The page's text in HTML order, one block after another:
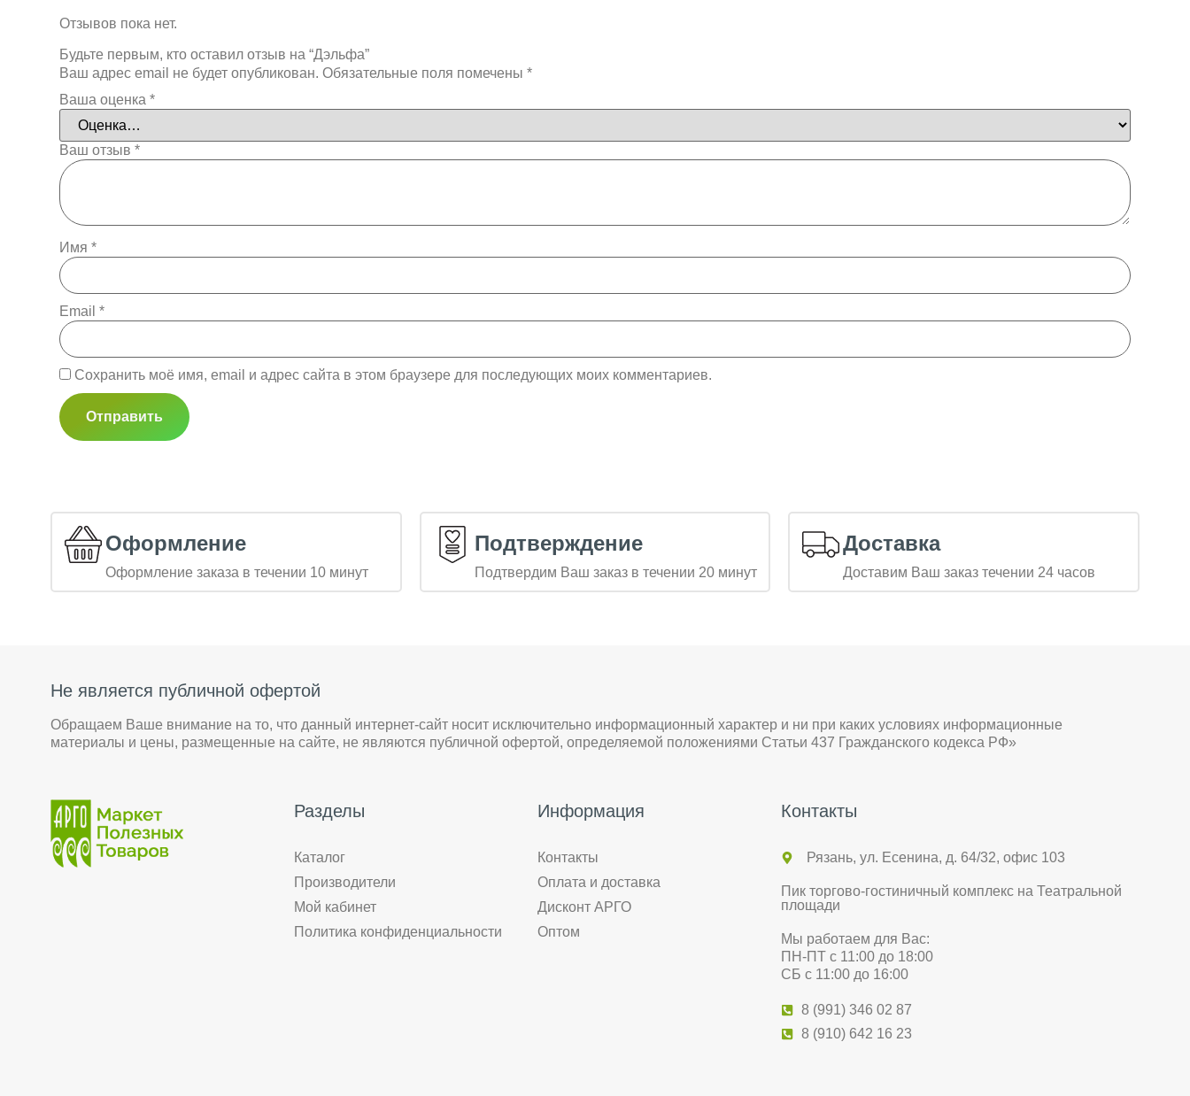
Отзывов пока нет.
Будьте первым, кто оставил отзыв на “Дэльфа”
Ваш адрес email не будет опубликован. Обязательные поля помечены *
Ваша оценка *
Ваш отзыв *
Имя *
Email *
Сохранить моё имя, email и адрес сайта в этом браузере для последующих моих комментариев.
Оформление
Оформление заказа в течении 10 минут
Подтверждение
Подтвердим Ваш заказ в течении 20 минут
Доставка
Доставим Ваш заказ течении 24 часов
Не является публичной офертой
Обращаем Ваше внимание на то, что данный интернет-сайт носит исключительно информационный характер и ни при каких условиях информационные
материалы и цены, размещенные на сайте, не являются публичной офертой, определяемой положениями Статьи 437 Гражданского кодекса РФ»
Разделы
Каталог
Производители
Мой кабинет
Политика конфиденциальности
Информация
Контакты
Оплата и доставка
Дисконт АРГО
Оптом
Контакты
Рязань, ул. Есенина, д. 64/32, офис 103
Пик торгово-гостиничный комплекс на Театральной
площади
Мы работаем для Вас:
ПН-ПТ с 11:00 до 18:00
СБ с 11:00 до 16:00
8 (991) 346 02 87
8 (910) 642 16 23